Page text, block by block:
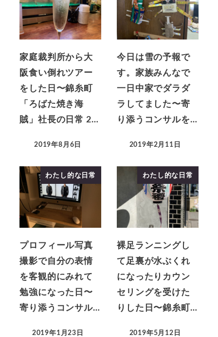
家庭裁判所から大
阪食い倒れツアー
をした日〜錦糸町
「ろばた焼き海
賊」社長の日常 2…
2019年8月6日
今日は雪の予報で
す。家族みんなで
一日中家でダラダ
ラしてました〜寄
り添うコンサルを…
2019年2月11日
わたし的な日常
プロフィール写真
撮影で自分の表情
を客観的にみれて
勉強になった日〜
寄り添うコンサル…
2019年1月23日
わたし的な日常
裸足ランニングし
て足裏が水ぶくれ
になったりカウン
セリングを受けた
りした日〜錦糸町…
2019年5月12日